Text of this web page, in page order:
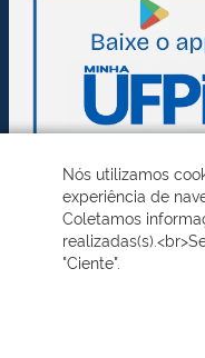
Nós utilizamos
experiência de
Coletamos
"Ciente".